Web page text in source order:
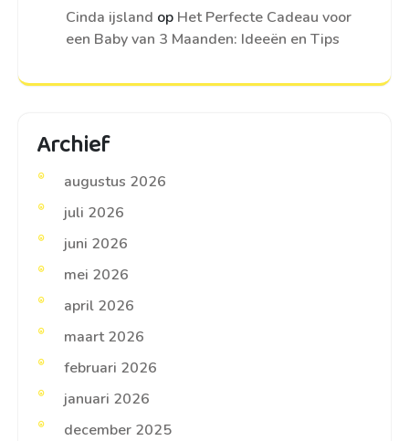
Cinda ijsland op Het Perfecte Cadeau voor
een Baby van 3 Maanden: Ideeën en Tips
Archief
augustus 2026
juli 2026
juni 2026
mei 2026
april 2026
maart 2026
februari 2026
januari 2026
december 2025